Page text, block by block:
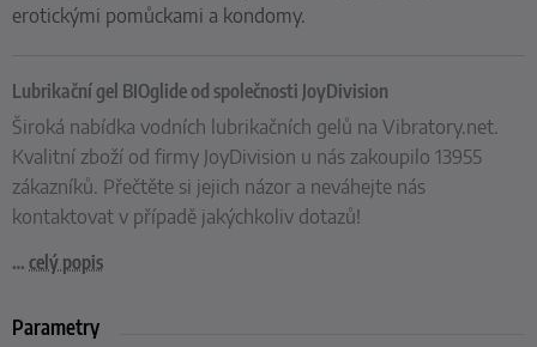
erotickými pomůckami a kondomy.
Lubrikační gel BIOglide od společnosti JoyDivision
Široká nabídka vodních lubrikačních gelů na Vibratory.net.
Kvalitní zboží od firmy JoyDivision u nás zakoupilo 13955
zákazníků. Přečtěte si jejich názor a neváhejte nás
kontaktovat v případě jakýchkoliv dotazů!
… celý popis
Parametry